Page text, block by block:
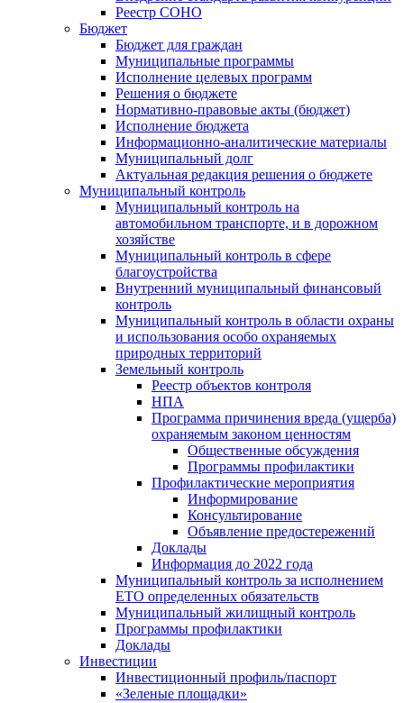
Реестр СОНО
Бюджет
Бюджет для граждан
Муниципальные программы
Исполнение целевых программ
Решения о бюджете
Нормативно-правовые акты (бюджет)
Исполнение бюджета
Информационно-аналитические материалы
Муниципальный долг
Актуальная редакция решения о бюджете
Муниципальный контроль
Муниципальный контроль на
автомобильном транспорте, и в дорожном
хозяйстве
Муниципальный контроль в сфере
благоустройства
Внутренний муниципальный финансовый
контроль
Муниципальный контроль в области охраны
и использования особо охраняемых
природных территорий
Земельный контроль
Реестр объектов контроля
НПА
Программа причинения вреда (ущерба)
охраняемым законом ценностям
Общественные обсуждения
Программы профилактики
Профилактические мероприятия
Информирование
Консультирование
Объявление предостережений
Доклады
Информация до 2022 года
Муниципальный контроль за исполнением
ЕТО определенных обязательств
Муниципальный жилищный контроль
Программы профилактики
Доклады
Инвестиции
Инвестиционный профиль/паспорт
«Зеленые площадки»